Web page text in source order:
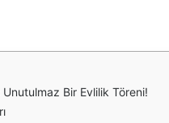
Bir Evlilik Töreni!